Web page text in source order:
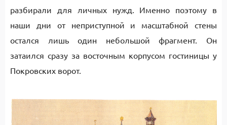
разбирали для личных нужд. Именно поэтому в
наши дни от неприступной и масштабной стены
остался лишь один небольшой фрагмент. Он
затаился сразу за восточным корпусом гостиницы у
Покровских ворот.